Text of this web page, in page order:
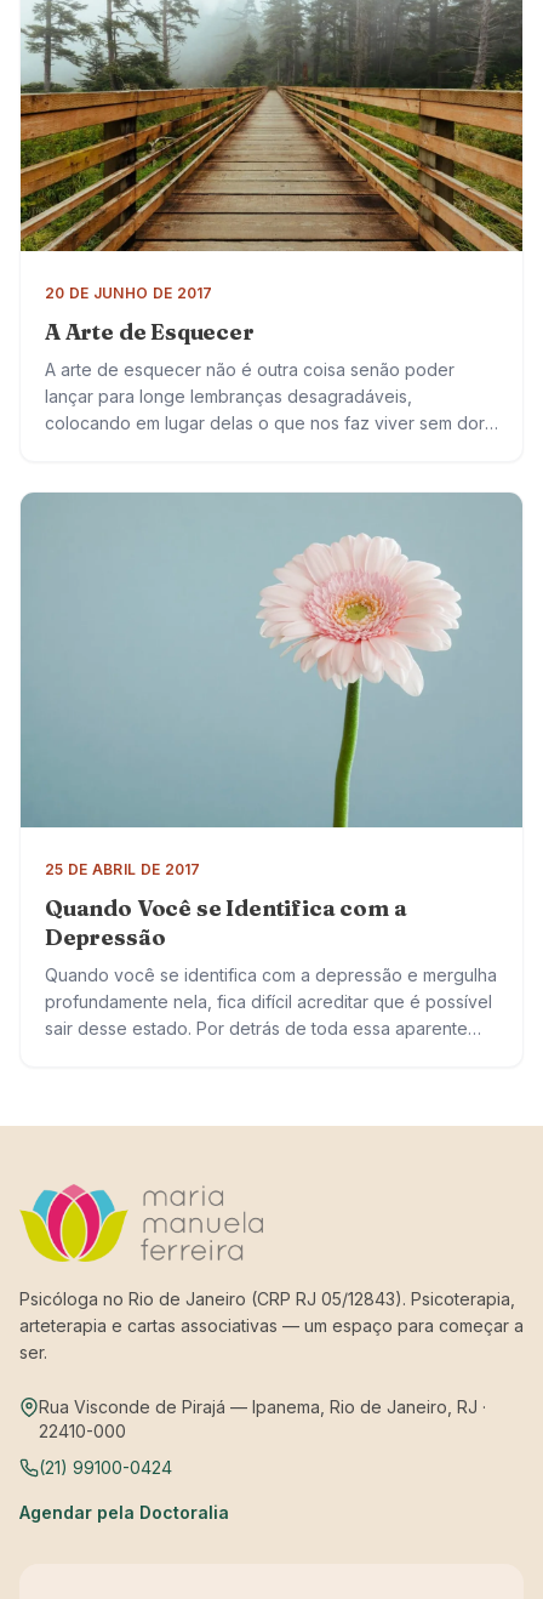
20 DE JUNHO DE 2017
A Arte de Esquecer
A arte de esquecer não é outra coisa senão poder
lançar para longe lembranças desagradáveis,
colocando em lugar delas o que nos faz viver sem dor.
25 DE ABRIL DE 2017
Quando Você se Identifica com a
Depressão
Quando você se identifica com a depressão e mergulha
profundamente nela, fica difícil acreditar que é possível
sair desse estado. Por detrás de toda essa aparente
Psicóloga no Rio de Janeiro (CRP RJ 05/12843). Psicoterapia,
arteterapia e cartas associativas — um espaço para começar a
ser.
Rua Visconde de Pirajá — Ipanema, Rio de Janeiro, RJ ·
22410-000
(21) 99100-0424
Agendar pela Doctoralia